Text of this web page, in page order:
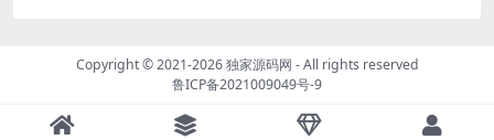
Copyright © 2021-2026独家源码网 - All rights reserved
鲁ICP备2021009049号-9